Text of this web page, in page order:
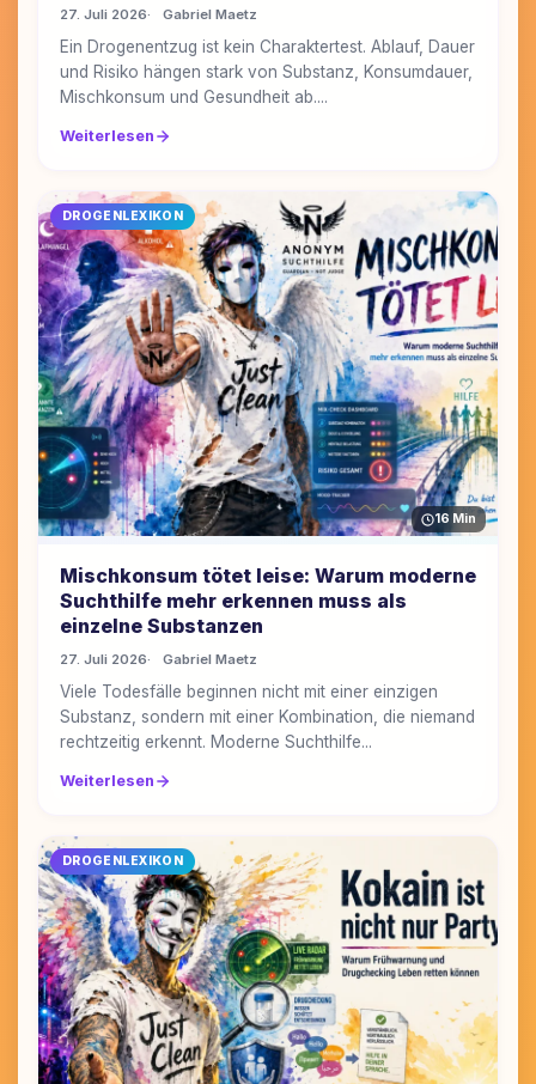
27. Juli 2026 Gabriel Maetz
Ein Drogenentzug ist kein Charaktertest. Ablauf, Dauer
und Risiko hängen stark von Substanz, Konsumdauer,
Mischkonsum und Gesundheit ab....
Weiterlesen
DROGENLEXIKON
16 Min
Mischkonsum tötet leise: Warum moderne
Suchthilfe mehr erkennen muss als
einzelne Substanzen
27. Juli 2026 Gabriel Maetz
Viele Todesfälle beginnen nicht mit einer einzigen
Substanz, sondern mit einer Kombination, die niemand
rechtzeitig erkennt. Moderne Suchthilfe...
Weiterlesen
DROGENLEXIKON